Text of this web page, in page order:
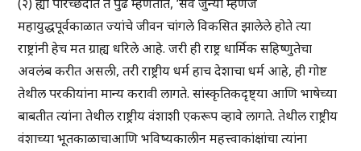
महायुद्धपूर्वकाळात ज्यांचे जीवन चांगले विकसित झालेले होते त्या
राष्ट्रांनी हेच मत ग्राह्य धरिले आहे. जरी ही राष्ट्र धार्मिक सहिष्णुतेचा
अवलंब करीत असली, तरी राष्ट्रीय धर्म हाच देशाचा धर्म आहे, ही गोष्ट
तेथील परकीयांना मान्य करावी लागते. सांस्कृतिकदृष्ट्या आणि भाषेच्या
बाबतीत त्यांना तेथील राष्ट्रीय वंशाशी एकरूप व्हावे लागते. तेथील राष्ट्रीय
वंशाच्या भूतकाळाचाआणि भविष्यकालीन महत्त्वाकांक्षांचा त्यांना